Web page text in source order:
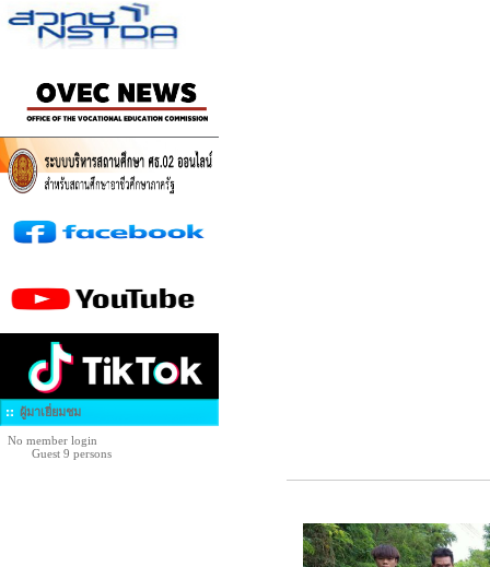
ผู้มาเยี่ยมชม
No member login
Guest 9 persons